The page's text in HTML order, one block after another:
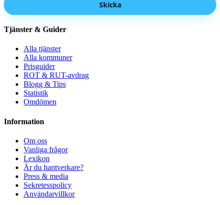
Skicka
Tjänster & Guider
Alla tjänster
Alla kommuner
Prisguider
ROT & RUT-avdrag
Blogg & Tips
Statistik
Omdömen
Information
Om oss
Vanliga frågor
Lexikon
Är du hantverkare?
Press & media
Sekretesspolicy
Användarvillkor